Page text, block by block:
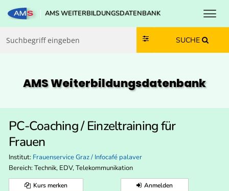
Zum Inhalt springen
Zum Navmenü springen
Zur Suche springen
Zur Footer springen
AMS WEITERBILDUNGSDATENBANK
SUCHE
AMS Weiterbildungs­datenbank
PC-Coaching / Einzeltraining für
Frauen
Institut: Frauenservice Graz / Infocafé palaver
Bereich: Technik, EDV, Telekommunikation
Kurs merken Anmelden